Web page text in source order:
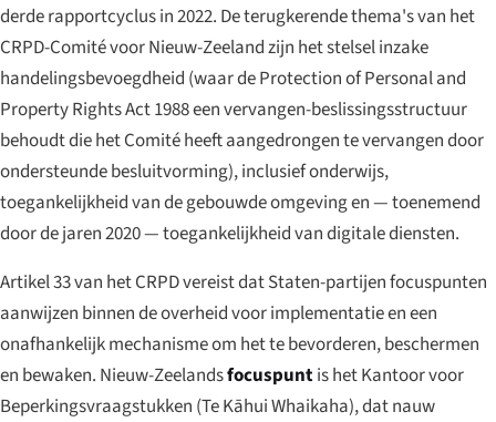
derde rapportcyclus in 2022. De terugkerende thema's van het
CRPD-Comité voor Nieuw-Zeeland zijn het stelsel inzake
handelingsbevoegdheid (waar de Protection of Personal and
Property Rights Act 1988 een vervangen-beslissingsstructuur
behoudt die het Comité heeft aangedrongen te vervangen door
ondersteunde besluitvorming), inclusief onderwijs,
toegankelijkheid van de gebouwde omgeving en — toenemend
door de jaren 2020 — toegankelijkheid van digitale diensten.
Artikel 33 van het CRPD vereist dat Staten-partijen focuspunten
aanwijzen binnen de overheid voor implementatie en een
onafhankelijk mechanisme om het te bevorderen, beschermen
en bewaken. Nieuw-Zeelandsfocuspuntis het Kantoor voor
Beperkingsvraagstukken (Te Kāhui Whaikaha), dat nauw